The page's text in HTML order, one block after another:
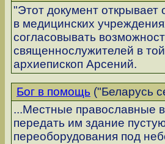
"Этот документ
в медицинских
согласовывать
священнослужителей в
архиепископ Арсений.
Бог в помощь ("Беларусь
...Местные православные
передать им здание
переоборудования под